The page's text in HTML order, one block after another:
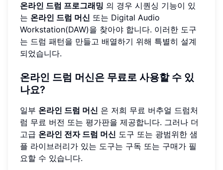
온라인 드럼 프로그래밍 의 경우 시퀀싱 기능이 있
는 온라인 드럼 머신 또는 Digital Audio
Workstation(DAW)을 찾아야 합니다. 이러한 도구
는 드럼 패턴을 만들고 배열하기 위해 특별히 설계
되었습니다.
온라인 드럼 머신은 무료로 사용할 수 있
나요?
일부 온라인 드럼 머신 은 저희 무료 버추얼 드럼처
럼 무료 버전 또는 평가판을 제공합니다. 그러나 더
고급 온라인 전자 드럼 머신 도구 또는 광범위한 샘
플 라이브러리가 있는 도구는 구독 또는 구매가 필
요할 수 있습니다.